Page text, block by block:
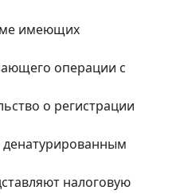
имеющих
операции с
о регистрации
налоговую